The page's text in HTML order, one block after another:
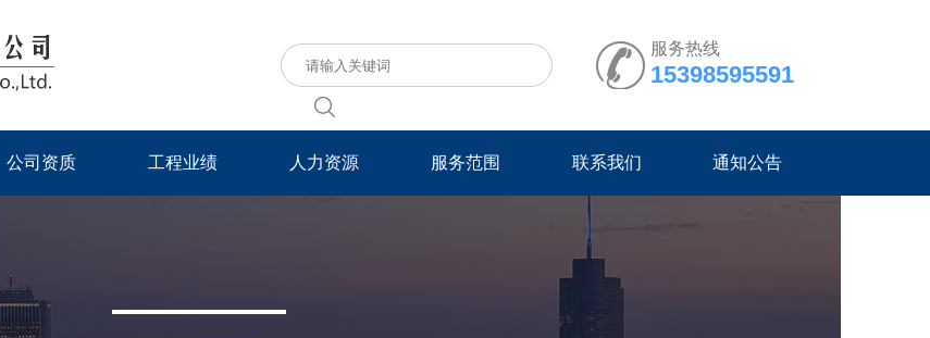
服务热线
15398595591
公司资质 工程业绩 人力资源 服务范围 联系我们 通知公告